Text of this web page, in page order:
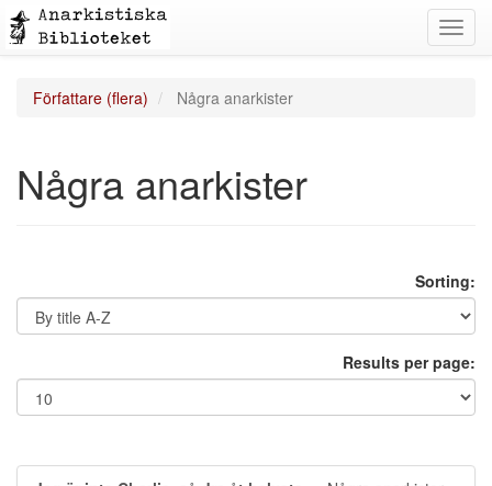
Författare (flera) Några anarkister
Några anarkister
Sorting:
Results per page: